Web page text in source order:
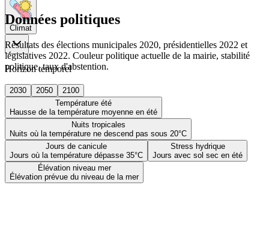
Climat
Horizon temporel
2030 2050
2100
Température été
Hausse de la température moyenne en été
Nuits tropicales
Nuits où la température ne descend pas sous 20°C
Jours de canicule
Jours où la température dépasse 35°C
Stress hydrique
Jours avec sol sec en été
Élévation niveau mer
Élévation prévue du niveau de la mer
Données politiques
Résultats des élections municipales 2020, présidentielles 2022 et
législatives 2022. Couleur politique actuelle de la mairie, stabilité
politique, taux d'abstention.